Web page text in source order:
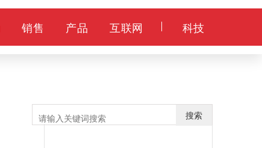
销售 产品 互联网 科技
搜索